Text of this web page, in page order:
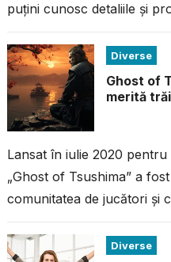
puțini cunosc detaliile și
Diverse
Ghost of
merită
Lansat în iulie 2020
„Ghost of Tsushima” a
comunitatea de jucători și
Diverse